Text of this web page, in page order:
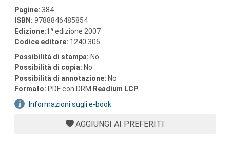
Pagine: 384
ISBN: 9788846485854
Edizione:1 a edizione 2007
Codice editore: 1240.305
Possibilità di stampa: No
Possibilità di copia: No
Possibilità di annotazione: No
Formato: PDF con DRM Readium LCP
Informazioni sugli e-book
AGGIUNGI AI PREFERITI